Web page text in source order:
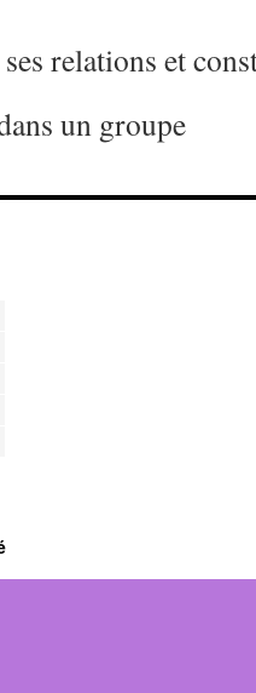
relations et
un groupe